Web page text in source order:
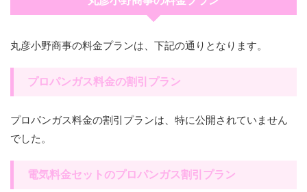
丸彦小野商事の料金プランは、下記の通りとなります。
プロパンガス料金の割引プラン
プロパンガス料金の割引プランは、特に公開されていません
でした。
電気料金セットのプロパンガス割引プラン